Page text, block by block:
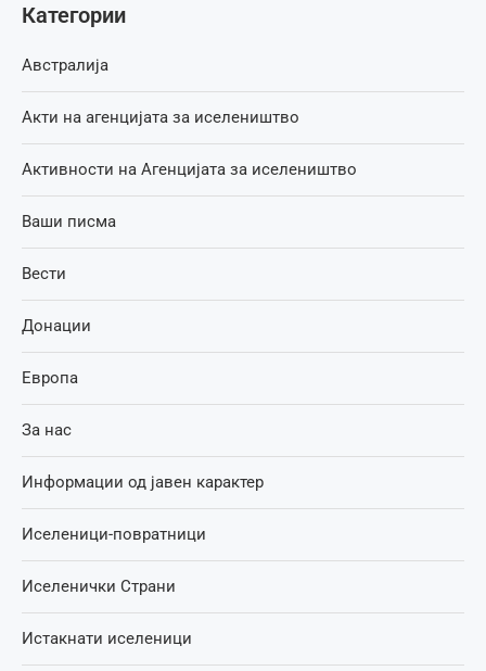
Категории
Австралија
Акти на агенцијата за иселеништво
Активности на Агенцијата за иселеништво
Ваши писма
Вести
Донации
Европа
За нас
Информации од јавен карактер
Иселеници-повратници
Иселенички Страни
Истакнати иселеници